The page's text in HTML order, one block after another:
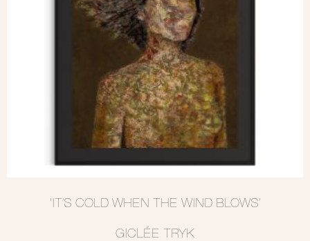
‘IT’S COLD WHEN THE WIND BLOWS’
GICLÉE TRYK